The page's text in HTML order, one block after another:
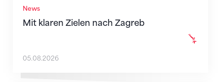
News
Mit klaren Zielen nach Zagreb
05.08.2026